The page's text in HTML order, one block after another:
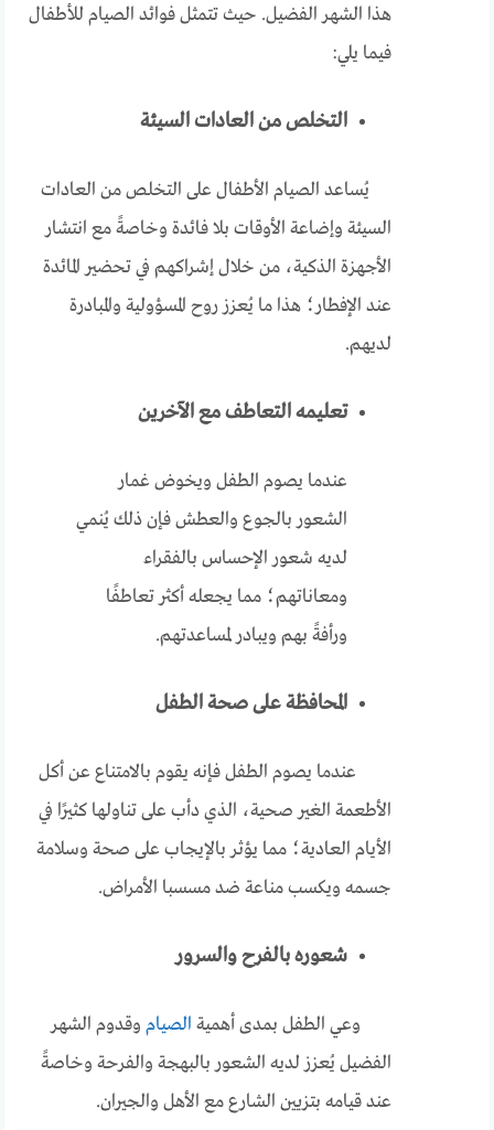
هذا الشهر الفضيل. حيث تتمثل فوائد الصيام للأطفال
فيما يلي:
التخلص من العادات السيئة
يُساعد الصيام الأطفال على التخلص من العادات
السيئة وإضاعة الأوقات بلا فائدة وخاصةً مع انتشار
الأجهزة الذكية، من خلال إشراكهم في تحضير المائدة
عند الإفطار؛ هذا ما يُعزز روح المسؤولية والمبادرة
لديهم.
تعليمه التعاطف مع الآخرين
عندما يصوم الطفل ويخوض غمار
الشعور بالجوع والعطش فإن ذلك يُنمي
لديه شعور الإحساس بالفقراء
ومعاناتهم؛ مما يجعله أكثر تعاطفًا
ورأفةً بهم ويبادر لمساعدتهم.
المحافظة على صحة الطفل
عندما يصوم الطفل فإنه يقوم بالامتناع عن أكل
الأطعمة الغير صحية، الذي دأب على تناولها كثيرًا في
الأيام العادية؛ مما يؤثر بالإيجاب على صحة وسلامة
جسمه ويكسب مناعة ضد مسسبا الأمراض.
شعوره بالفرح والسرور
وعي الطفل بمدى أهمية الصيام وقدوم الشهر
الفضيل يُعزز لديه الشعور بالبهجة والفرحة وخاصةً
عند قيامه بتزيين الشارع مع الأهل والجيران.